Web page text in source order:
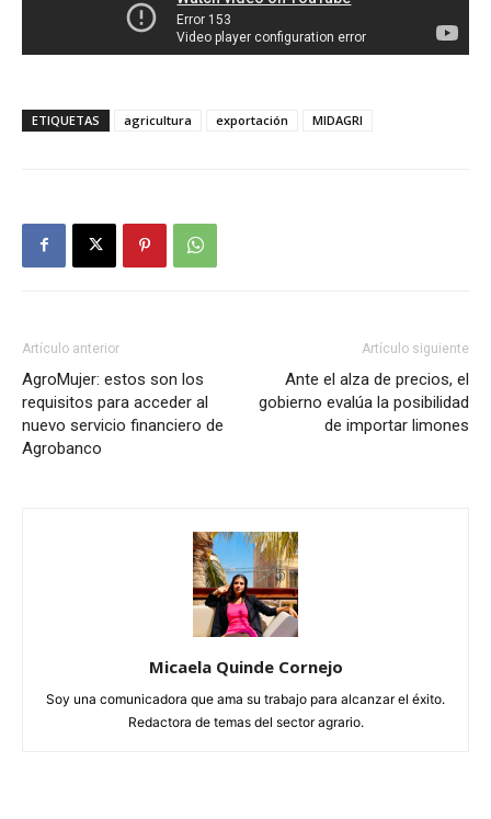
ETIQUETAS agricultura exportación MIDAGRI
Artículo anterior
AgroMujer: estos son los
requisitos para acceder al
nuevo servicio financiero de
Agrobanco
Artículo siguiente
Ante el alza de precios, el
gobierno evalúa la posibilidad
de importar limones
Micaela Quinde Cornejo
Soy una comunicadora que ama su trabajo para alcanzar el éxito.
Redactora de temas del sector agrario.